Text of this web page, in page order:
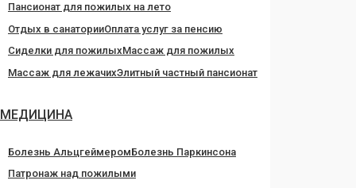
Пансионат для пожилых на лето
Отдых в санаторииОплата услуг за пенсию
Сиделки для пожилыхМассаж для пожилых
Массаж для лежачихЭлитный частный пансионат
МЕДИЦИНА
Болезнь АльцгеймеромБолезнь Паркинсона
Патронаж над пожилыми